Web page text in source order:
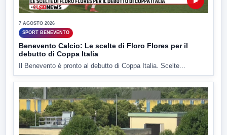
7 AGOSTO 2026
SPORT BENEVENTO
Benevento Calcio: Le scelte di Floro Flores per il
debutto di Coppa Italia
Il Benevento è pronto al debutto di Coppa Italia. Scelte...